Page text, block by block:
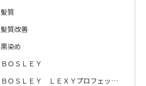
髪質
髪質改善
黒染め
ＢＯＳＬＥＹ
ＢＯＳＬＥＹ ＬＥＸＹプロフェッショナルドライヤー